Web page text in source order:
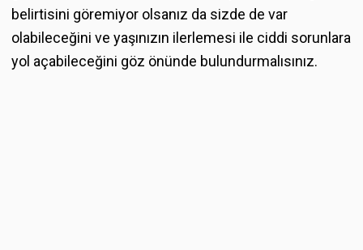
belirtisini göremiyor olsanız da sizde de var
olabileceğini ve yaşınızın ilerlemesi ile ciddi sorunlara
yol açabileceğini göz önünde bulundurmalısınız.